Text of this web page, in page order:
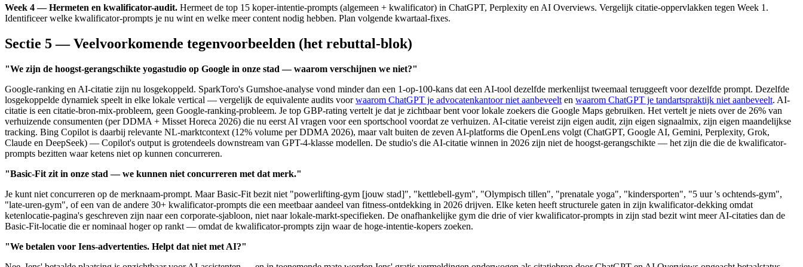
Week 4 — Hermeten en kwalificator-audit. Hermeet de top 15 koper-intentie-prompts (algemeen + kwalificator) in ChatGPT, Perplexity en AI Overviews. Vergelijk citatie-oppervlakken tegen Week 1.
Identificeer welke kwalificator-prompts je nu wint en welke meer content nodig hebben. Plan volgende kwartaal-fixes.
Sectie 5 — Veelvoorkomende tegenvoorbeelden (het rebuttal-blok)
"We zijn de hoogst-gerangschikte yogastudio op Google in onze stad — waarom verschijnen we niet?"
Google-ranking en AI-citatie zijn nu losgekoppeld. SparkToro's Gumshoe-analyse vond minder dan een 1-op-100-kans dat een AI-tool dezelfde merkenlijst tweemaal teruggeeft voor dezelfde prompt. Dezelfde
losgekoppelde dynamiek speelt in elke lokale vertical — vergelijk de equivalente audits voorwaarom ChatGPT je advocatenkantoor niet aanbeveelt en waarom ChatGPT je tandartspraktijk niet aanbeveelt. AI-
citatie is een citatie-bron-mix-probleem, geen Google-ranking-probleem. Je top GBP-rating vertelt je dat je zichtbaar bent voor lokale zoekers die Google Maps gebruiken. Het vertelt je niets over de 26% van
verhuizende consumenten (per DDMA + Misset Horeca 2026) die nu eerst AI vragen voor een sportschool voordat ze verhuizen. AI-citatie vereist zijn eigen audit, zijn eigen signaalmix, zijn eigen maandelijkse
tracking. Bing Copilot is daarbij relevante NL-marktcontext (12% volume per DDMA 2026), maar valt buiten de zeven AI-platforms die OpenLens volgt (ChatGPT, Google AI, Gemini, Perplexity, Grok,
Claude en DeepSeek) — Copilot's output is grotendeels downstream van GPT-4-klasse modellen. De studio's die AI-citatie winnen in 2026 zijn niet de hoogst-gerangschikte — het zijn die die de kwalificator-
prompts bezitten waar ketens niet op kunnen concurreren.
"Basic-Fit zit in onze stad — we kunnen niet concurreren met dat merk."
Je kunt niet concurreren op de merknaam-prompt. Maar Basic-Fit bezit niet "powerlifting-gym [jouw stad]", "kettlebell-gym", "Olympisch tillen", "prenatale yoga", "kindersporten", "5 uur 's ochtends-gym",
"late-uren-gym", of een van de andere 30+ kwalificator-prompts die een meetbaar aandeel van fitness-ontdekking in 2026 drijven. Elke keten heeft structurele gaten in zijn kwalificator-dekking omdat
ketenlocatie-pagina's geschreven zijn naar een corporate-sjabloon, niet naar lokale-markt-specifieken. De onafhankelijke gym die drie of vier kwalificator-prompts in zijn stad bezit wint meer AI-citaties dan de
Basic-Fit-locatie die er nominaal hoger op rankt — omdat de kwalificator-prompts zijn waar de hoge-intentie-kopers zoeken.
"We betalen voor Iens-advertenties. Helpt dat niet met AI?"